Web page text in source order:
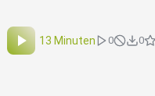
13 Minuten 0 0